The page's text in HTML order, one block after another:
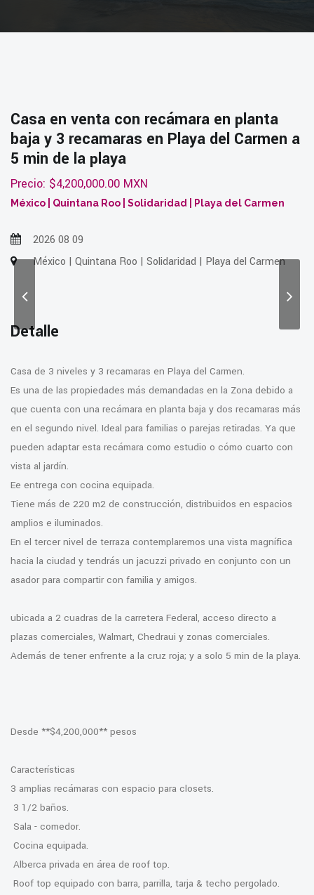
Casa en venta con recámara en planta
baja y 3 recamaras en Playa del Carmen a
5 min de la playa
Precio: $4,200,000.00 MXN
México | Quintana Roo | Solidaridad | Playa del Carmen
2026 08 09
México | Quintana Roo | Solidaridad | Playa del Carmen
Detalle
Casa de 3 niveles y 3 recamaras en Playa del Carmen.
Es una de las propiedades más demandadas en la Zona debido a
que cuenta con una recámara en planta baja y dos recamaras más
en el segundo nivel. Ideal para familias o parejas retiradas. Ya que
pueden adaptar esta recámara como estudio o cómo cuarto con
vista al jardín.
Ee entrega con cocina equipada.
Tiene más de 220 m2 de construcción, distribuidos en espacios
amplios e iluminados.
En el tercer nivel de terraza contemplaremos una vista magnífica
hacia la ciudad y tendrás un jacuzzi privado en conjunto con un
asador para compartir con familia y amigos.
ubicada a 2 cuadras de la carretera Federal, acceso directo a
plazas comerciales, Walmart, Chedraui y zonas comerciales.
Además de tener enfrente a la cruz roja; y a solo 5 min de la playa.
Desde **$4,200,000** pesos
Características
3 amplias recámaras con espacio para closets.
3 1/2 baños.
Sala - comedor.
Cocina equipada.
Alberca privada en área de roof top.
Roof top equipado con barra, parrilla, tarja & techo pergolado.